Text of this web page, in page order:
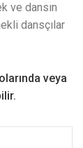
ve dansın
dansçılar
veya